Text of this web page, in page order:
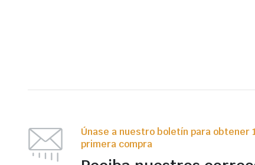
Únase a nuestro boletín para obtener
primera compra